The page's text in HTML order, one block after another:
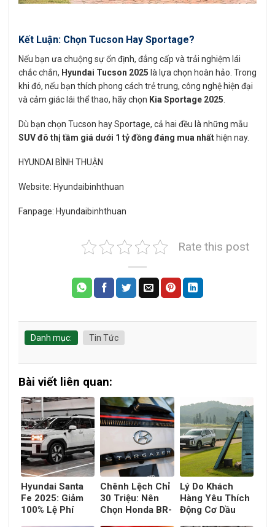
Kết Luận: Chọn Tucson Hay Sportage?
Nếu bạn ưa chuộng sự ổn định, đẳng cấp và trải nghiệm lái
chắc chắn, Hyundai Tucson 2025 là lựa chọn hoàn hảo. Trong
khi đó, nếu bạn thích phong cách trẻ trung, công nghệ hiện đại
và cảm giác lái thể thao, hãy chọn Kia Sportage 2025
Dù bạn chọn Tucson hay Sportage, cả hai đều là những mẫu
SUV đô thị tầm giá dưới 1 tỷ đồng đáng mua nhất hiện nay.
HYUNDAI BÌNH THUẬN
Website: Hyundaibinhthuan
Fanpage: Hyundaibinhthuan
Rate this post
Danh mục: Tin Tức
Bài viết liên quan:
Hyundai Santa
Fe 2025: Giảm
100% Lệ Phí
Chênh Lệch Chỉ
30 Triệu: Nên
Chọn Honda BR-
Lý Do Khách
Hàng Yêu Thích
Động Cơ Dầu